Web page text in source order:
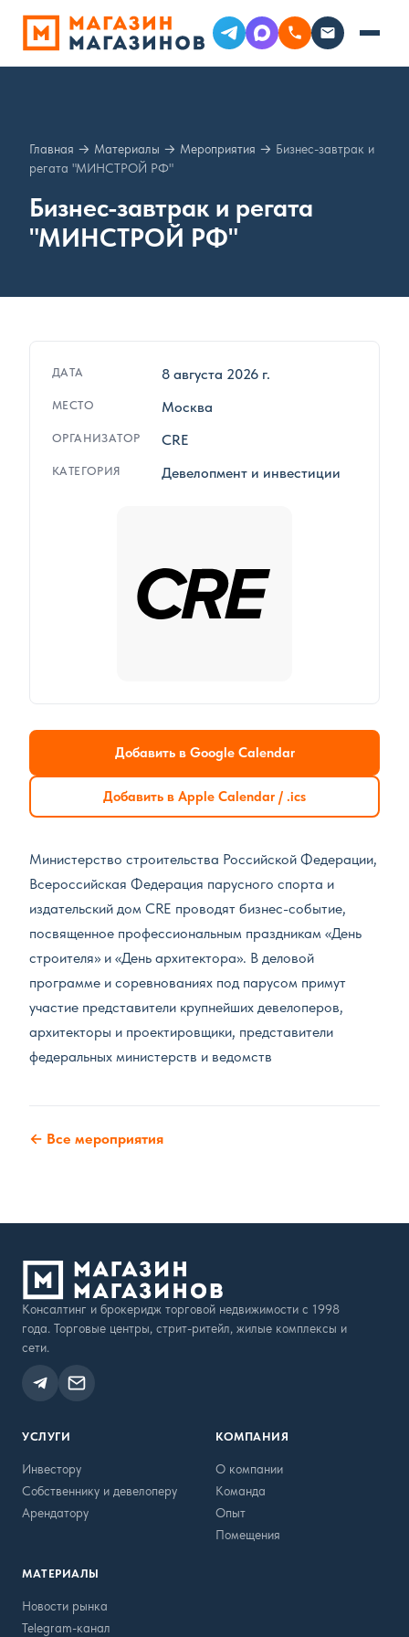
Главная → Материалы → Мероприятия → Бизнес-завтрак и
регата "МИНСТРОЙ РФ"
Бизнес-завтрак и регата
"МИНСТРОЙ РФ"
ДАТА 8 августа 2026 г.
МЕСТО Москва
ОРГАНИЗАТОР CRE
КАТЕГОРИЯ Девелопмент и инвестиции
Добавить в Google Calendar
Добавить в Apple Calendar / .ics
Министерство строительства Российской Федерации,
Всероссийская Федерация парусного спорта и
издательский дом CRE проводят бизнес-событие,
посвященное профессиональным праздникам «День
строителя» и «День архитектора». В деловой
программе и соревнованиях под парусом примут
участие представители крупнейших девелоперов,
архитекторы и проектировщики, представители
федеральных министерств и ведомств
← Все мероприятия
Консалтинг и брокеридж торговой недвижимости с 1998
года. Торговые центры, стрит-ритейл, жилые комплексы и
сети.
УСЛУГИ
Инвестору
Собственнику и девелоперу
Арендатору
КОМПАНИЯ
О компании
Команда
Опыт
Помещения
МАТЕРИАЛЫ
Новости рынка
Telegram-канал